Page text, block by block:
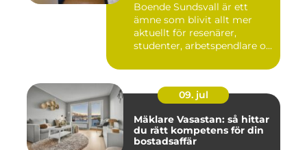
Boende Sundsvall är ett
ämne som blivit allt mer
aktuellt för resenärer,
studenter, arbetspendlare o...
09. jul
Mäklare Vasastan: så hittar
du rätt kompetens för din
bostadsaffär